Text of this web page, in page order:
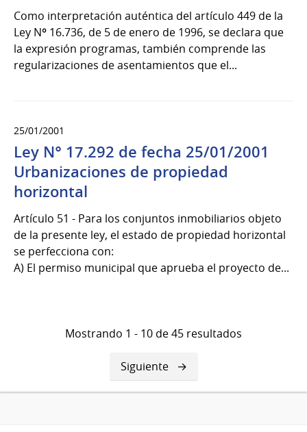
Como interpretación auténtica del artículo 449 de la
Ley Nº 16.736, de 5 de enero de 1996, se declara que
la expresión programas, también comprende las
regularizaciones de asentamientos que el...
25/01/2001
Ley N° 17.292 de fecha 25/01/2001
Urbanizaciones de propiedad
horizontal
Artículo 51 - Para los conjuntos inmobiliarios objeto
de la presente ley, el estado de propiedad horizontal
se perfecciona con:
A) El permiso municipal que aprueba el proyecto de...
Mostrando 1 - 10 de 45 resultados
Siguiente
página
Siguiente